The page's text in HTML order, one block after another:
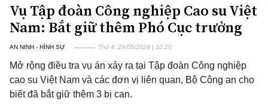
Vụ Tập đoàn Công nghiệp Cao su Việt
Nam: Bắt giữ thêm Phó Cục trưởng
AN NINH - HÌNH SỰ Thứ 4, 29/05/2024 | 10:20
Mở rộng điều tra vụ án xảy ra tại Tập đoàn Công nghiệp
cao su Việt Nam và các đơn vị liên quan, Bộ Công an cho
biết đã bắt giữ thêm 3 bị can.